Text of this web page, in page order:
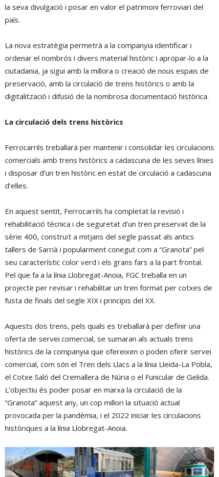
la seva divulgació i posar en valor el patrimoni ferroviari del
país.
La nova estratègia permetrà a la companyia identificar i
ordenar el nombrós i divers material històric i apropar-lo a la
ciutadania, ja sigui amb la millora o creació de nous espais de
preservació, amb la circulació de trens històrics o amb la
digitalització i difusió de la nombrosa documentació històrica.
La circulació dels trens històrics
Ferrocarrils treballarà per mantenir i consolidar les circulacions
comercials amb trens històrics a cadascuna de les seves línies
i disposar d’un tren històric en estat de circulació a cadascuna
d’elles.
En aquest sentit, Ferrocarrils ha completat la revisió i
rehabilitació tècnica i de seguretat d’un tren preservat de la
sèrie 400, construït a mitjans del segle passat als antics
tallers de Sarrià i popularment conegut com a “Granota” pel
seu característic color verd i els grans fars a la part frontal.
Pel que fa a la línia Llobregat-Anoia, FGC treballa en un
projecte per revisar i rehabilitar un tren format per cotxes de
fusta de finals del segle XIX i principis del XX.
Aquests dos trens, pels quals es treballarà per definir una
oferta de servei comercial, se sumaran als actuals trens
històrics de la companyia que ofereixen o poden oferir servei
comercial, com són el Tren dels Llacs a la línia Lleida-La Pobla,
el Cotxe Saló del Cremallera de Núria o el Funicular de Gelida.
L’objectiu és poder posar en marxa la circulació de la
“Granota” aquest any, un cop millori la situació actual
provocada per la pandèmia, i el 2022 iniciar les circulacions
històriques a la línia Llobregat-Anoia.